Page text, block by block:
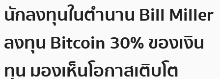
นักลงทุนในตำนาน Bill Miller
ลงทุน Bitcoin 30% ของเงิน
ทุน มองเห็นโอกาสเติบโต